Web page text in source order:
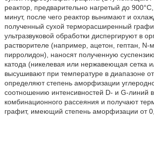
реактор, предварительно нагретый до
минут, после чего реактор вынимают и
полученный сухой терморасширенный
ультразвуковой обработки диспергируют в
растворителе (например, ацетон, гептан, N-
пирролидон), наносят полученную
катода (никелевая или нержавеющая сетка
высушивают при температуре в диапазоне
определяют степень аморфизации
соотношению интенсивностей D- и G-линий в
комбинационного рассеяния и получают
графит, имеющий степень аморфизации от